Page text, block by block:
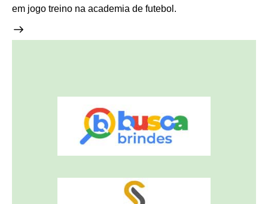
em jogo treino na academia de futebol.